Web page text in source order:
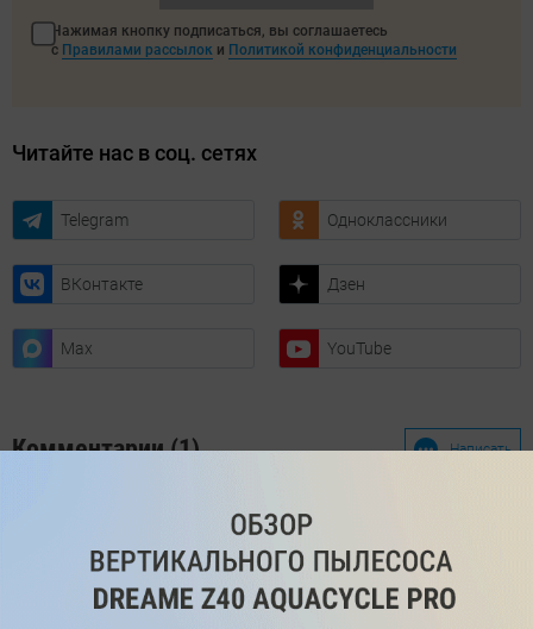
Нажимая кнопку подписаться, вы соглашаетесь
с Правилами рассылок и Политикой конфиденциальности
Читайте нас в соц. сетях
Telegram Одноклассники
ВКонтакте Дзен
Max YouTube
Комментарии (1) Написать
7 лет назад
MediaTekи не покупаю